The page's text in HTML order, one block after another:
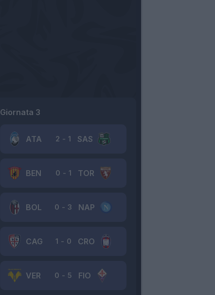
Giornata 3
ATA SAS
2 - 1
BEN TOR
0 - 1
BOL NAP
0 - 3
CAG CRO
1 - 0
VER FIO
0 - 5